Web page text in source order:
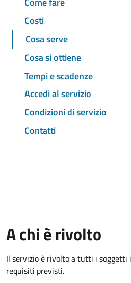
Costi
Cosa serve
Cosa si ottiene
Tempi e scadenze
Accedi al servizio
Condizioni di servizio
Contatti
A chi è rivolto
Il servizio è rivolto a tutti i soggetti
requisiti previsti.